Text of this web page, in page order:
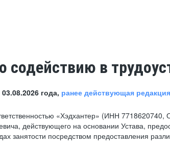
содействию в
года, ранее действующая редакция
«Хэдхантер» (ИНН
действующего на основании Устава,
занятости посредством предоставления